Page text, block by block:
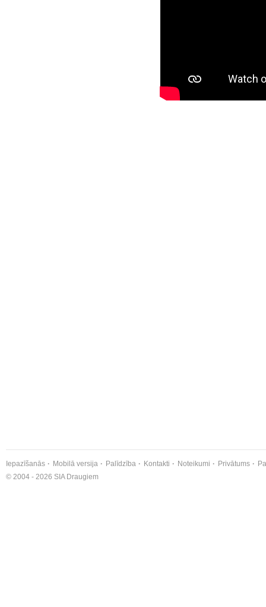
Iepazīšanās Mobilā versija Palīdzība Kontakti Noteikumi Privātums
© 2004 - 2026 SIA Draugiem